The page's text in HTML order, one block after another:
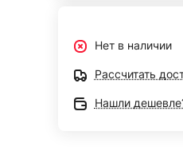
Нет в наличии
Рассчитать
Нашли